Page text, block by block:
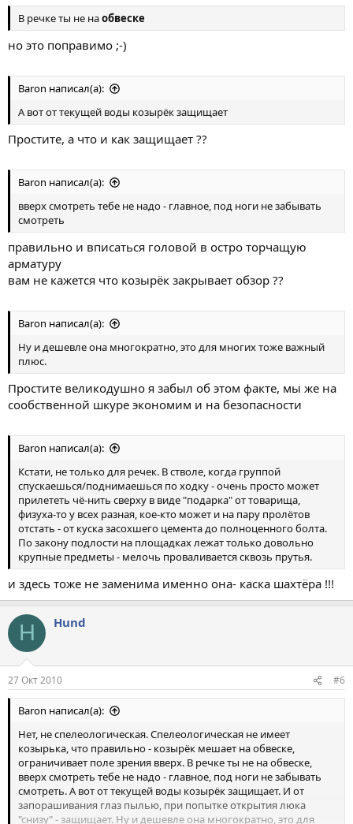
В речке ты не наобвеске
но это поправимо ;-)
Baron написал(а):
А вот от текущей воды козырёк защищает
Простите, а что и как защищает ??
Baron написал(а):
вверх смотреть тебе не надо - главное, под ноги не забывать
смотреть
правильно и вписаться головой в остро торчащую
арматуру
вам не кажется что козырёк закрывает обзор ??
Baron написал(а):
Ну и дешевле она многократно, это для многих тоже важный
плюс.
Простите великодушно я забыл об этом факте, мы же на
сообственной шкуре экономим и на безопасности
Baron написал(а):
Кстати, не только для речек. В стволе, когда группой
спускаешься/поднимаешься по ходку - очень просто может
прилететь чё-нить сверху в виде "подарка" от товарища,
физуха-то у всех разная, кое-кто может и на пару пролётов
отстать - от куска засохшего цемента до полноценного болта.
По закону подлости на площадках лежат только довольно
крупные предметы - мелочь проваливается сквозь прутья.
и здесь тоже не заменима именно она- каска шахтёра !!!
H Hund
27 Окт 2010 #6
Baron написал(а):
Нет, не спелеологическая. Спелеологическая не имеет
козырька, что правильно - козырёк мешает на обвеске,
ограничивает поле зрения вверх. В речке ты не на обвеске,
вверх смотреть тебе не надо - главное, под ноги не забывать
смотреть. А вот от текущей воды козырёк защищает. И от
запорашивания глаз пылью, при попытке открытия люка
"снизу" - защищает. Ну и дешевле она многократно, это для